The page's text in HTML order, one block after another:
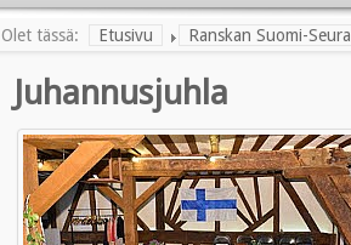
Olet tässä: Etusivu Ranskan Suomi-Seura
Juhannusjuhla